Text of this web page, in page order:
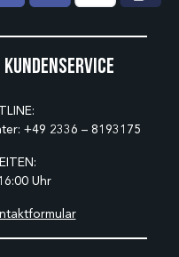
+49 2336 – 8193175
Uhr